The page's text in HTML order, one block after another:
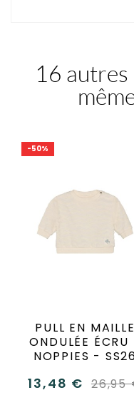
16 autres
-50%
PULL EN MAILLE
ONDULÉE ÉCRU
NOPPIES -
13,48 € 26,95